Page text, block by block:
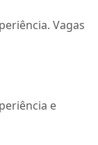
Vagas
e